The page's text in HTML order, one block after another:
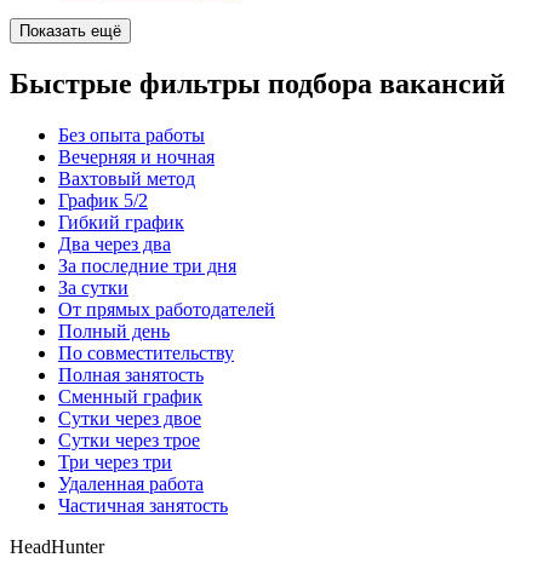
Показать ещё
Быстрые фильтры подбора вакансий
Без опыта работы
Вечерняя и ночная
Вахтовый метод
График 5/2
Гибкий график
Два через два
За последние три дня
За сутки
От прямых работодателей
Полный день
По совместительству
Полная занятость
Сменный график
Сутки через двое
Сутки через трое
Три через три
Удаленная работа
Частичная занятость
HeadHunter